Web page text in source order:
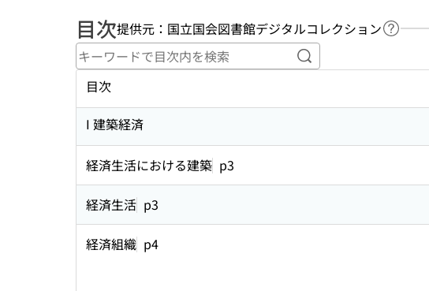
目次提供元：国立国会図書館デジタルコレクション ヘル
キーワードで目次内を
目次
I 建築経済
経済生活における建築 p3
経済生活 p3
経済組織 p4